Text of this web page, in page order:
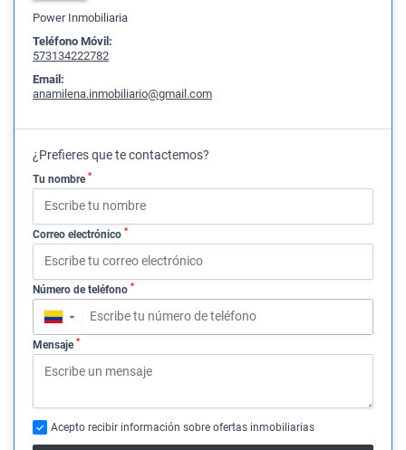
Power Inmobiliaria
Teléfono Móvil:
573134222782
Email:
anamilena.inmobiliario@gmail.com
¿Prefieres que te contactemos?
Tu nombre *
Correo electrónico *
Número de teléfono *
▼
Mensaje *
Acepto recibir información sobre ofertas inmobiliarias